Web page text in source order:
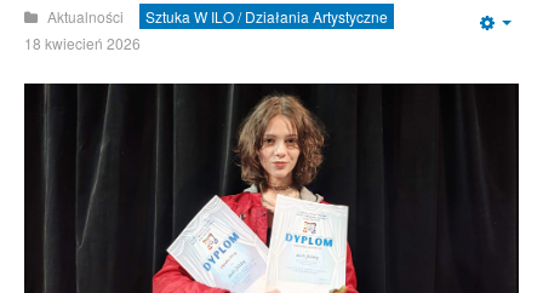
Aktualności
Sztuka W ILO / Działania Artystyczne
18 kwiecień 2026